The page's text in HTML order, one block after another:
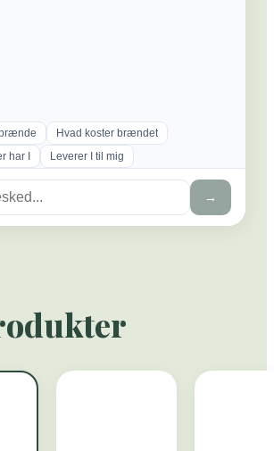
Hvad koster brændet
har I
Leverer I til mig
→